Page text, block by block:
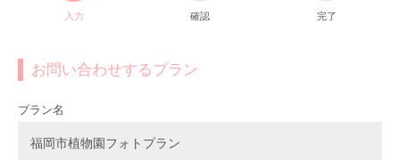
入力 確認 完了
お問い合わせするプラン
プラン名
福岡市植物園フォトプラン